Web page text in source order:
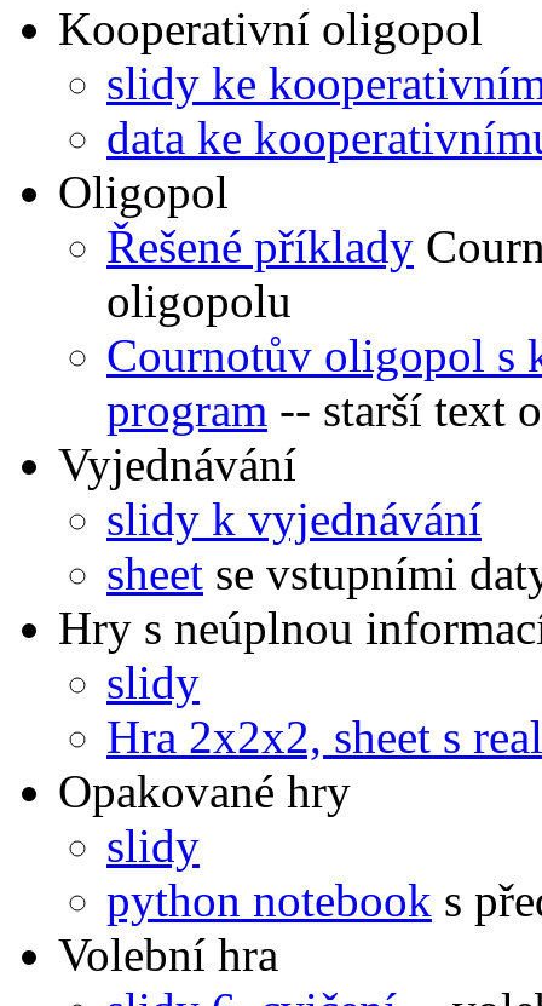
Kooperativní oligopol
slidy ke
data ke
Oligopol
Řešené příklady
oligopolu
Cournotův oligopol s
program -- starší text
Vyjednávání
slidy k vyjednávání
sheet se vstupními
Hry s neúplnou
slidy
Hra 2x2x2, sheet s
Opakované hry
slidy
python notebook s
Volební hra